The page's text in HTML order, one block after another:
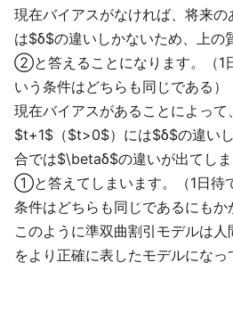
現在バイアスがなければ、将来
は$δ$の違いしかないため、上の
②と答えることになります。（1
いう条件はどちらも同じである）
現在バイアスがあることによっ
$t+1$（$t>0$）には$δ$の違い
合では$\betaδ$の違いが出てし
①と答えてしまいます。（1日待
条件はどちらも同じであるにもか
このように準双曲割引モデルは
をより正確に表したモデルになっ